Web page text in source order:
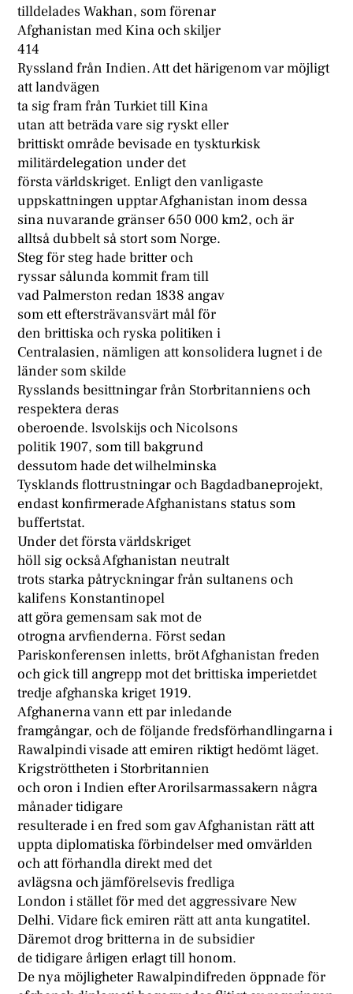
tilldelades Wakhan, som förenar
Afghanistan med Kina och skiljer
414
Ryssland från Indien. Att det härigenom var möjligt
att landvägen
ta sig fram från Turkiet till Kina
utan att beträda vare sig ryskt eller
brittiskt område bevisade en tyskturkisk
militärdelegation under det
första världskriget. Enligt den vanligaste
uppskattningen upptar Afghanistan inom dessa
sina nuvarande gränser 650 000 km2, och är
alltså dubbelt så stort som Norge.
Steg för steg hade britter och
ryssar sålunda kommit fram till
vad Palmerston redan 1838 angav
som ett eftersträvansvärt mål för
den brittiska och ryska politiken i
Centralasien, nämligen att konsolidera lugnet i de
länder som skilde
Rysslands besittningar från Storbritanniens och
respektera deras
oberoende. lsvolskijs och Nicolsons
politik 1907, som till bakgrund
dessutom hade det wilhelminska
Tysklands flottrustningar och Bagdadbaneprojekt,
endast konfirmerade Afghanistans status som
buffertstat.
Under det första världskriget
höll sig också Afghanistan neutralt
trots starka påtryckningar från sultanens och
kalifens Konstantinopel
att göra gemensam sak mot de
otrogna arvfienderna. Först sedan
Pariskonferensen inletts, bröt Afghanistan freden
och gick till angrepp mot det brittiska imperietdet
tredje afghanska kriget 1919.
Afghanerna vann ett par inledande
framgångar, och de följande fredsförhandlingarna i
Rawalpindi visade att emiren riktigt hedömt läget.
Krigströttheten i Storbritannien
och oron i Indien efter Arorilsarmassakern några
månader tidigare
resulterade i en fred som gav Afghanistan rätt att
uppta diplomatiska förbindelser med omvärlden
och att förhandla direkt med det
avlägsna och jämförelsevis fredliga
London i stället för med det aggressivare New
Delhi. Vidare fick emiren rätt att anta kungatitel.
Däremot drog britterna in de subsidier
de tidigare årligen erlagt till honom.
De nya möjligheter Rawalpindifreden öppnade för